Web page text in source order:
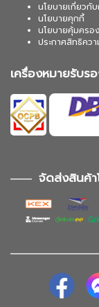
นโยบายเกี่ยวกั
นโยบายคุกกี้
นโยบายคุ้มคร
ประกาศสิทธิคว
เครื่องหมายรับร
จัดส่งสินค้า